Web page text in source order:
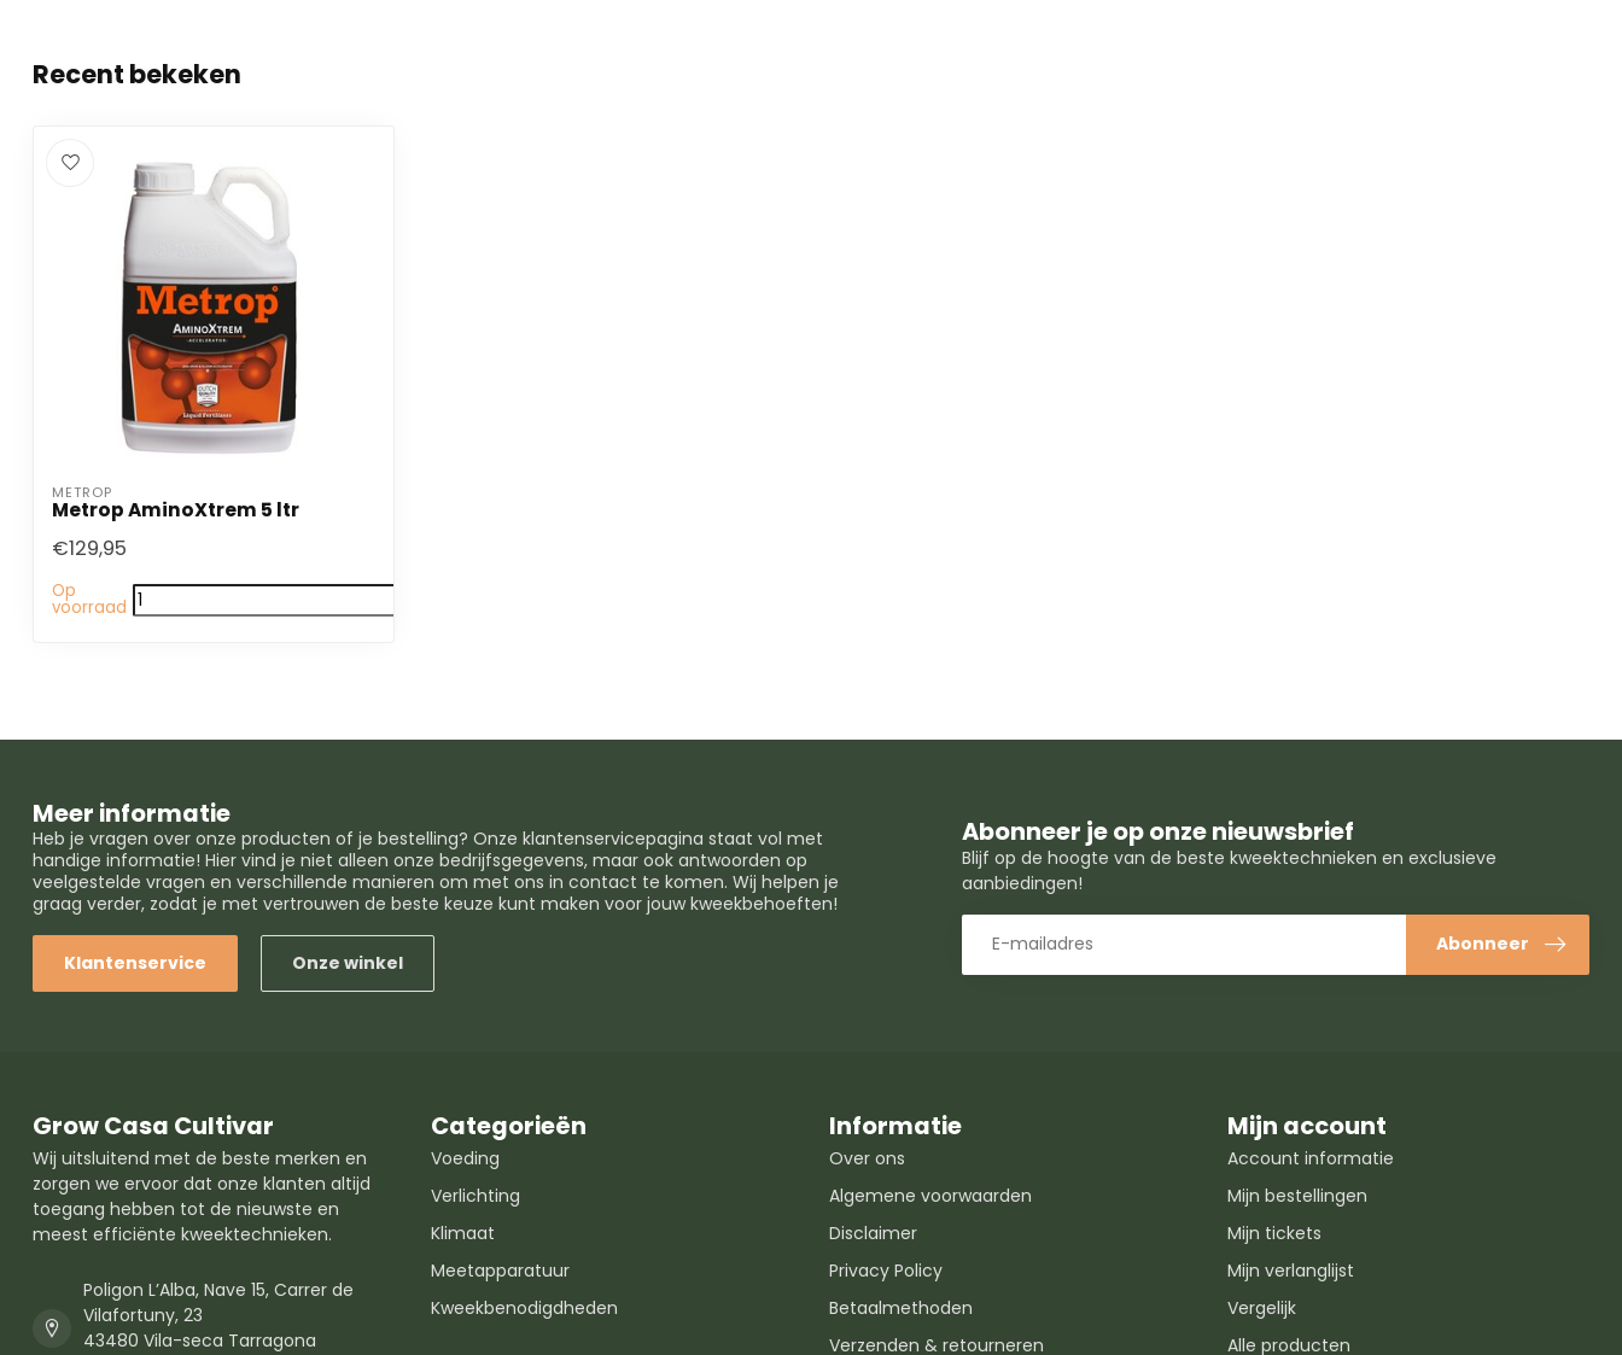
Recent bekeken
METROP
Metrop AminoXtrem 5 ltr
€129,95
Op
voorraad
Meer informatie
Heb je vragen over onze producten of je bestelling? Onze klantenservicepagina staat vol met
handige informatie! Hier vind je niet alleen onze bedrijfsgegevens, maar ook antwoorden op
veelgestelde vragen en verschillende manieren om met ons in contact te komen. Wij helpen je
graag verder, zodat je met vertrouwen de beste keuze kunt maken voor jouw kweekbehoeften!
Klantenservice Onze winkel
Abonneer je op onze nieuwsbrief
Blijf op de hoogte van de beste kweektechnieken en exclusieve
aanbiedingen!
Abonneer
Grow Casa Cultivar
Wij uitsluitend met de beste merken en
zorgen we ervoor dat onze klanten altijd
toegang hebben tot de nieuwste en
meest efficiënte kweektechnieken.
Poligon L’Alba, Nave 15, Carrer de
Vilafortuny, 23
43480 Vila-seca Tarragona
Categorieën
Voeding
Verlichting
Klimaat
Meetapparatuur
Kweekbenodigdheden
Informatie
Over ons
Algemene voorwaarden
Disclaimer
Privacy Policy
Betaalmethoden
Verzenden & retourneren
Mijn account
Account informatie
Mijn bestellingen
Mijn tickets
Mijn verlanglijst
Vergelijk
Alle producten